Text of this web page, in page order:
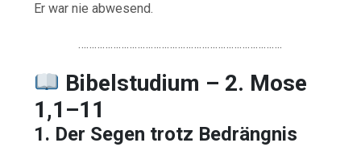
Er war nie abwesend.
………………………………………………………………….
Bibelstudium – 2. Mose
1,1–11
1. Der Segen trotz Bedrängnis